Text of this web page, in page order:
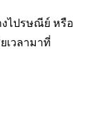
งไปรษณีย์ หรือ
เวลามาที่